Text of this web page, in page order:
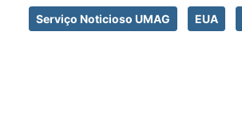
Serviço Noticioso UMAG EUA